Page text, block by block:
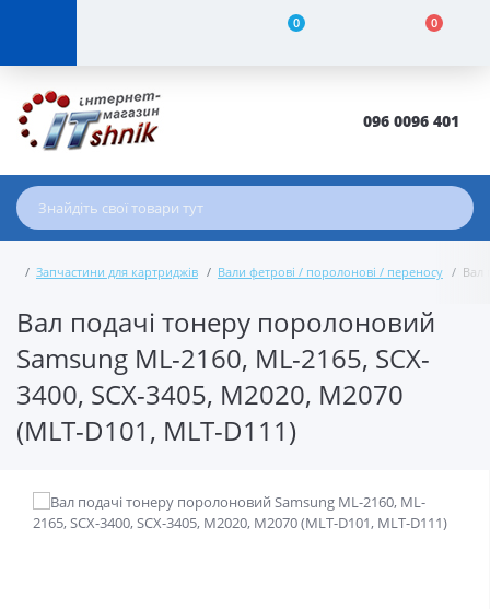
0 0
096 0096 401
Запчастини для картриджів Вали фетрові / поролонові / переносу Вал
Вал подачі тонеру поролоновий
Samsung ML-2160, ML-2165, SCX-
3400, SCX-3405, M2020, M2070
(MLT-D101, MLT-D111)